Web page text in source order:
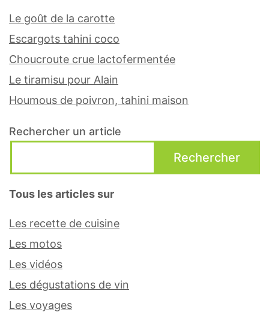
Le goût de la carotte
Escargots tahini coco
Choucroute crue lactofermentée
Le tiramisu pour Alain
Houmous de poivron, tahini maison
Rechercher un article
Rechercher
Tous les articles sur
Les recette de cuisine
Les motos
Les vidéos
Les dégustations de vin
Les voyages